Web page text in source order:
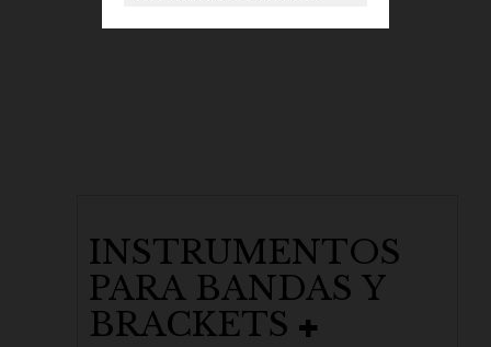
INSTRUMENTOS
PARA BANDAS Y
BRACKETS